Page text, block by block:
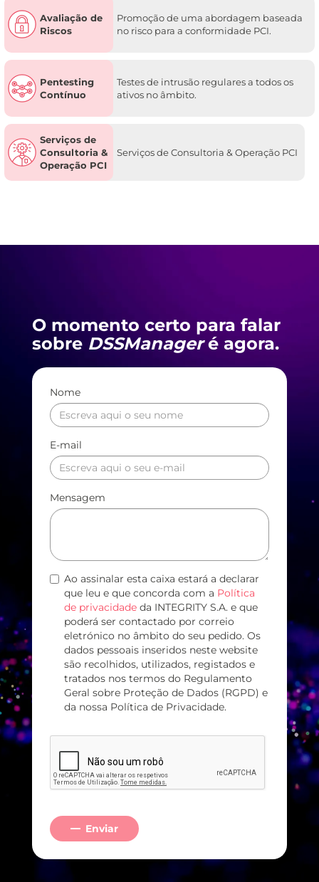
Avaliação de
Riscos
Promoção de uma abordagem baseada
no risco para a conformidade PCI.
Pentesting
Contínuo
Testes de intrusão regulares a todos os
ativos no âmbito.
Serviços de
Consultoria &
Operação PCI
Serviços de Consultoria & Operação PCI
O momento certo para falar
sobre DSSManageré agora.
Nome
E-mail
Mensagem
Ao assinalar esta caixa estará a declarar
que leu e que concorda com a Política
de privacidade da INTEGRITY S.A. e que
poderá ser contactado por correio
eletrónico no âmbito do seu pedido. Os
dados pessoais inseridos neste website
são recolhidos, utilizados, registados e
tratados nos termos do Regulamento
Geral sobre Proteção de Dados (RGPD) e
da nossa Política de Privacidade.
Enviar